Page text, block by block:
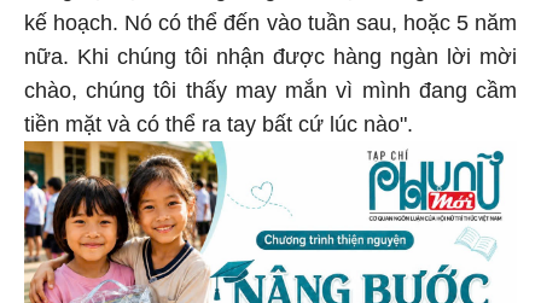
kế hoạch. Nó có thể đến vào tuần sau, hoặc 5 năm
nữa. Khi chúng tôi nhận được hàng ngàn lời mời
chào, chúng tôi thấy may mắn vì mình đang cầm
tiền mặt và có thể ra tay bất cứ lúc nào".